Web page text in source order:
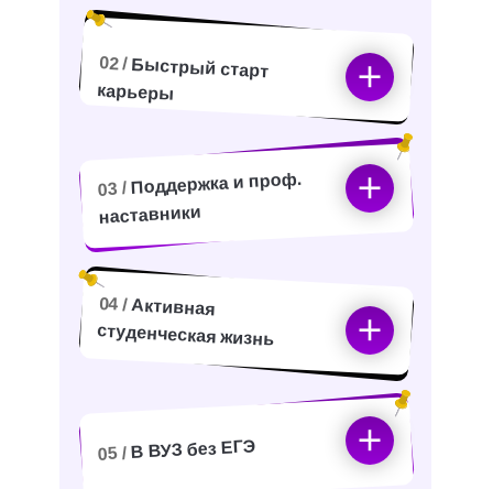
02 / Быстрый старт
карьеры
04 /Активная
студенческая жизнь
05 / В ВУЗ без ЕГЭ
03 / Поддержка и проф.
наставники